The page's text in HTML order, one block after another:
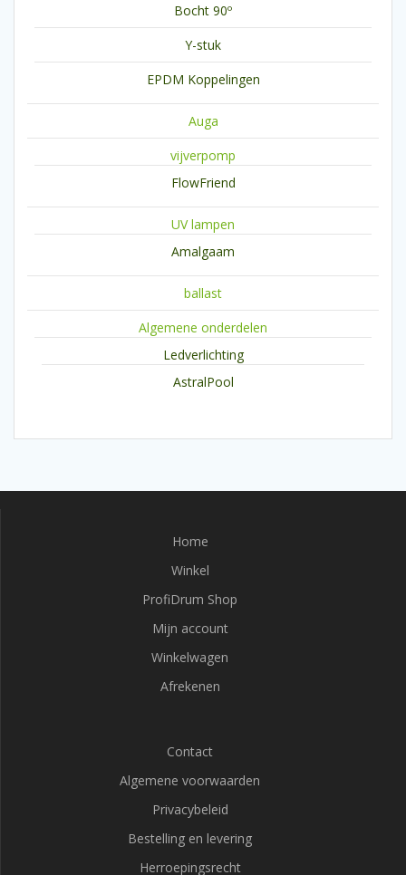
Bocht 90º
Y-stuk
EPDM Koppelingen
Auga
vijverpomp
FlowFriend
UV lampen
Amalgaam
ballast
Algemene onderdelen
Ledverlichting
AstralPool
Home
Winkel
ProfiDrum Shop
Mijn account
Winkelwagen
Afrekenen
Contact
Algemene voorwaarden
Privacybeleid
Bestelling en levering
Herroepingsrecht